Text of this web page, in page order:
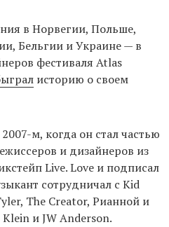
в Норвегии, Польше,
Бельгии и Украине — в
фестиваля Atlas
историю о своем
м, когда он стал частью
и дизайнеров из
Live. Love и подписал
сотрудничал с Kid
The Creator, Рианной и
и JW Anderson.